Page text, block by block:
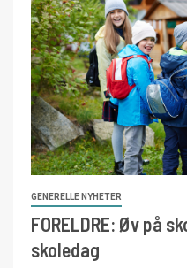
GENERELLE NYHETER
FORELDRE: Øv på
skoledag